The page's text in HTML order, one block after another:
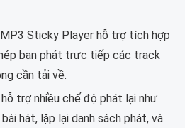
Sticky Player hỗ trợ tích hợp
bạn phát trực tiếp các track
cần tải về.
trợ nhiều chế độ phát lại như
hát, lặp lại danh sách phát, và